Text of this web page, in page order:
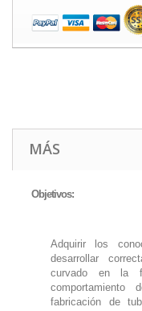
MÁS
Objetivos:
Adquirir los
desarrollar
curvado en la
fabricación de